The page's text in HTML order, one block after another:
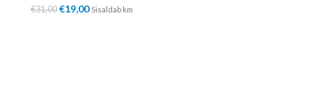
€31,00 €19,00 Sisaldab km